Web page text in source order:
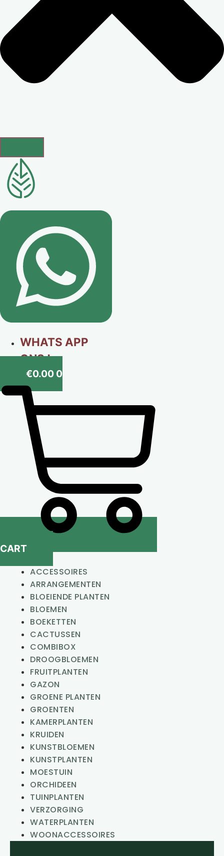
WHATS APP
ONS !
€0.00 0
CART
ACCESSOIRES
ARRANGEMENTEN
BLOEIENDE PLANTEN
BLOEMEN
BOEKETTEN
CACTUSSEN
COMBIBOX
DROOGBLOEMEN
FRUITPLANTEN
GAZON
GROENE PLANTEN
GROENTEN
KAMERPLANTEN
KRUIDEN
KUNSTBLOEMEN
KUNSTPLANTEN
MOESTUIN
ORCHIDEEN
TUINPLANTEN
VERZORGING
WATERPLANTEN
WOONACCESSOIRES